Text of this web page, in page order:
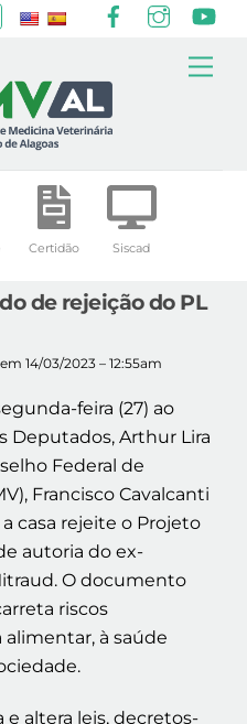
Certidão Siscad
de rejeição do PL
14/03/2023 – 12:55am
feira (27) ao
Deputados, Arthur Lira
Federal de
Francisco Cavalcanti
casa rejeite o Projeto
autoria do ex-
O documento
riscos
à saúde
altera leis, decretos-